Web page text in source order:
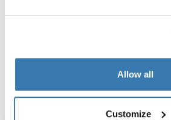
Allow all
Customize